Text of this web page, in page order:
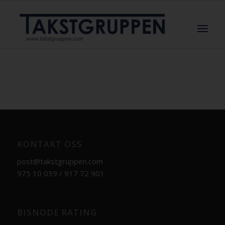
post@takstgruppen.com
975 10 039 / 917 72 901